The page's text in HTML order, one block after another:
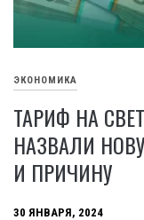
ЭКОНОМИКА
ТАРИФ НА
НАЗВАЛИ
И ПРИЧИНУ
30 ЯНВАРЯ, 2024